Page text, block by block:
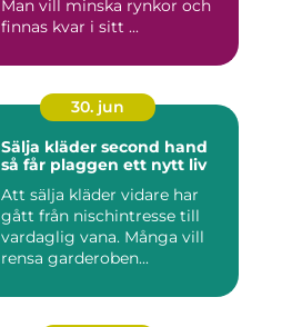
Man vill minska rynkor och
finnas kvar i sitt ...
30. jun
Sälja kläder second hand
så får plaggen ett nytt liv
Att sälja kläder vidare har
gått från nischintresse till
vardaglig vana. Många vill
rensa garderoben...